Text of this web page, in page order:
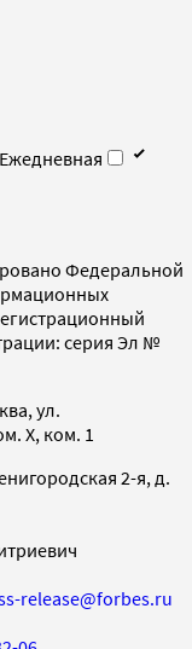
Ежедневная
Федеральной
серия Эл №
ул.
X, ком. 1
2-я, д.
release@forbes.ru